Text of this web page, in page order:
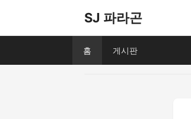
SJ 파라곤
홈 게시판